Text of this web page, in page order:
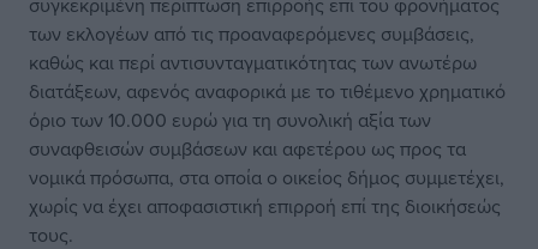
των εκλογέων από τις προαναφερόμενες συμβάσεις,
καθώς και περί αντισυνταγματικότητας των ανωτέρω
διατάξεων, αφενός αναφορικά με το τιθέμενο χρηματικό
όριο των 10.000 ευρώ για τη συνολική αξία των
συναφθεισών συμβάσεων και αφετέρου ως προς τα
νομικά πρόσωπα, στα οποία ο οικείος δήμος συμμετέχει,
χωρίς να έχει αποφασιστική επιρροή επί της διοικήσεώς
τους.